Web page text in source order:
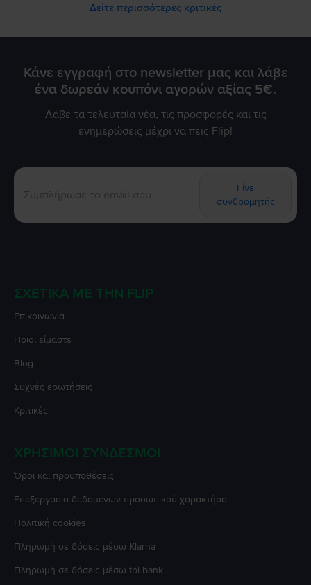
Δείτε περισσότερες κριτικές
Κάνε εγγραφή στο newsletter μας και λάβε
ένα δωρεάν κουπόνι αγορών αξίας 5€.
Λάβε τα τελευταία νέα, τις προσφορές και τις
ενημερώσεις μέχρι να πεις Flip!
Γίνε
συνδρομητής
ΣΧΕΤΙΚΆ ΜΕ ΤΗΝ FLIP
Επικοινωνία
Ποιοι είμαστε
Blog
Συχνές ερωτήσεις
Κριτικές
ΧΡΉΣΙΜΟΙ ΣΎΝΔΕΣΜΟΙ
Όροι και προϋποθέσεις
Επεξεργασία δεδομένων προσωπικού χαρακτήρα
Πολιτική cookies
Πληρωμή σε δόσεις μέσω Klarna
Πληρωμή σε δόσεις μέσω tbi bank